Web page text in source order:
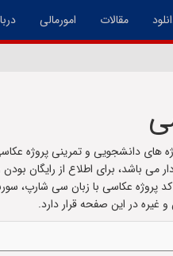
مقالات امورمالی
های دانشجویی و تمرینی پروژه
می باشد، برای اطلاع از رایگان